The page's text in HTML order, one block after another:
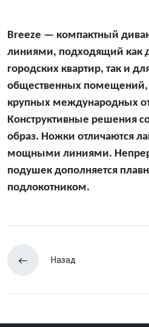
Breeze — компактный
линиями, подходящий как
городских квартир, так и
общественных помещений,
крупных международных
Конструктивные решения
образ. Ножки отличаются
мощными линиями.
подушек дополняется
подлокотником.
Назад